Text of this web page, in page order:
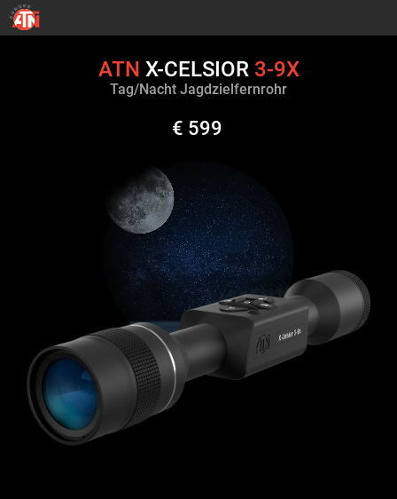
ATN X-CELSIOR 3-9X
Tag/Nacht Jagdzielfernrohr
€ 599